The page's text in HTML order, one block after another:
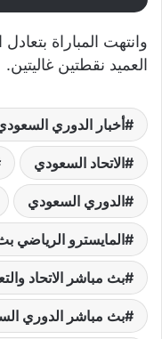
وانتهت المباراة
العميد نقطتين غاليتين.
أخبار الدوري
الاتحاد السعودي
الدوري السعودي
المايسترو الرياضي
بث مباشر الاتحاد
بث مباشر الدوري